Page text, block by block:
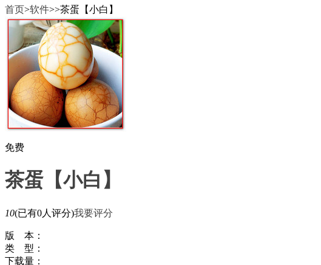
首页>软件>>茶蛋【小白】
免费
茶蛋【小白】
10(已有0人评分)我要评分
版 本：
类 型：
下载量：